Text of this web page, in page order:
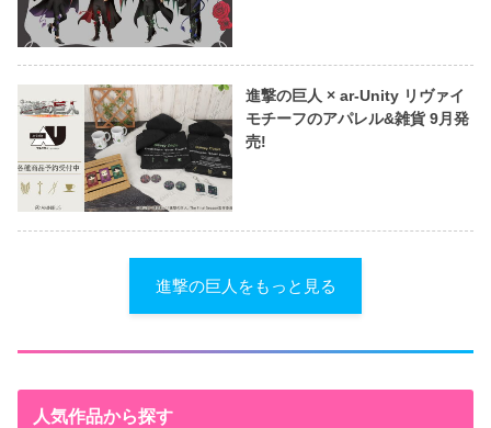
進撃の巨人 × ar-Unity リヴァイ
モチーフのアパレル&雑貨 9月発
売!
進撃の巨人をもっと見る
人気作品から探す